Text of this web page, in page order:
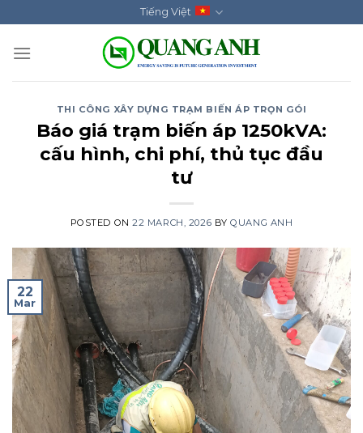
to
content
Tiếng Việt
THI CÔNG XÂY DỰNG TRẠM BIẾN ÁP TRỌN GÓI
Báo giá trạm biến áp 1250kVA:
cấu hình, chi phí, thủ tục đầu
tư
POSTED ON22 MARCH, 2026 BYQUANG ANH
22
Mar